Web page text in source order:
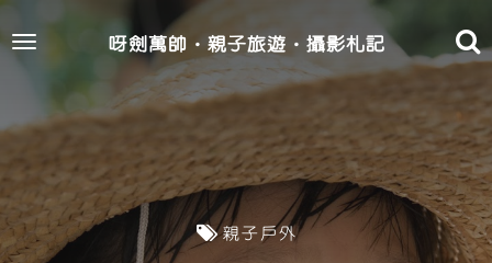
Toggle
呀劍萬帥‧親子旅遊‧攝影札記
親子戶外